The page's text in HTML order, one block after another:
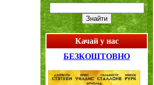
Качай у нас
БЕЗКОШТОВНО